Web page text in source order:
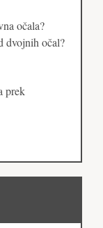
očala?
dvojnih očal?
prek